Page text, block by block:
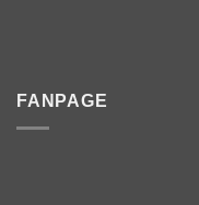
FANPAGE